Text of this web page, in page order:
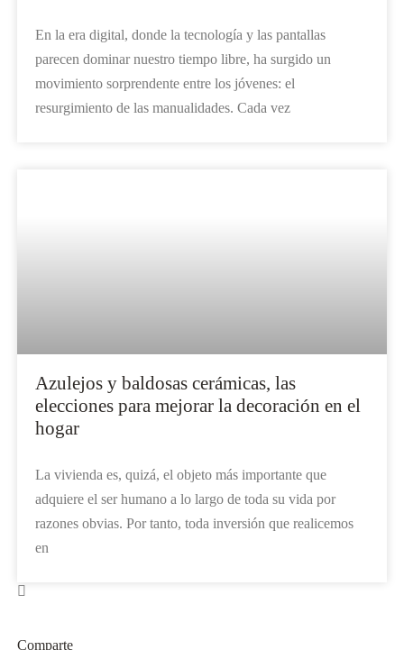
Comparte
En la era digital, donde la tecnología y las pantallas
parecen dominar nuestro tiempo libre, ha surgido un
movimiento sorprendente entre los jóvenes: el
resurgimiento de las manualidades. Cada vez
Azulejos y baldosas cerámicas, las
elecciones para mejorar la decoración en el
hogar
La vivienda es, quizá, el objeto más importante que
adquiere el ser humano a lo largo de toda su vida por
razones obvias. Por tanto, toda inversión que realicemos
en